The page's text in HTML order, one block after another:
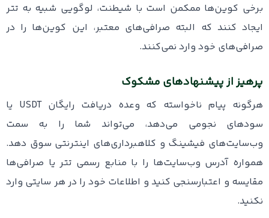
برخی کوین‌ها ممکمن است با شیطنت، لوگویی شبیه به تتر
ایجاد کنند که البته صرافی‌های معتبر، این کوین‌ها را در
صرافی‌های خود وارد نمی‌کنند.
پرهیز از پیشنهادهای مشکوک
هرگونه پیام ناخواسته که وعده دریافت رایگان USDT یا
سودهای نجومی می‌دهد، می‌تواند شما را به سمت
وب‌سایت‌های فیشینگ و کلاهبرداری‌های اینترنتی سوق دهد.
همواره آدرس وب‌سایت‌ها را با منابع رسمی تتر یا صرافی‌ها
مقایسه و اعتبارسنجی کنید و اطلاعات خود را در هر سایتی وارد
نکنید.